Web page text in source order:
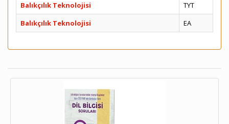
Balıkçılık Teknolojisi
TYT
Balıkçılık Teknolojisi
EA